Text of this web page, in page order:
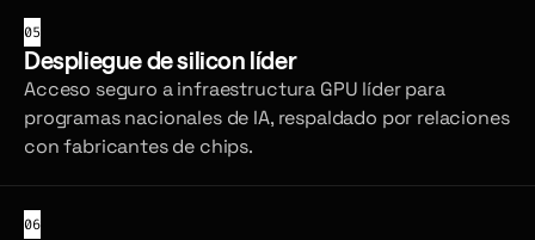
05
Despliegue de silicon líder
Acceso seguro a infraestructura GPU líder para
programas nacionales de IA, respaldado por relaciones
con fabricantes de chips.
06